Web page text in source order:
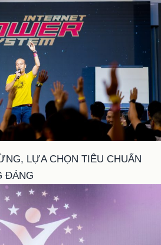
LỰA CHỌN TIÊU CHUẨN
ĐÁNG